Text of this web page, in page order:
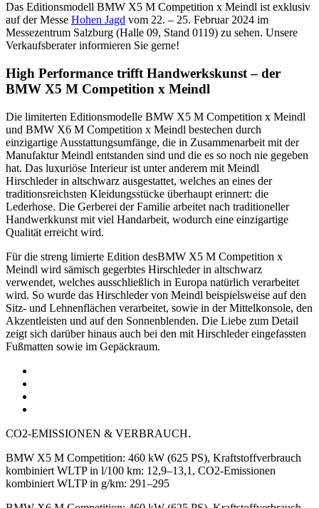
Das Editionsmodell BMW X5 M Competition x Meindl ist exklusiv
auf der Messe Hohen Jagd vom 22. – 25. Februar 2024 im
Messezentrum Salzburg (Halle 09, Stand 0119) zu sehen. Unsere
Verkaufsberater informieren Sie gerne!
High Performance trifft Handwerkskunst – der
BMW X5 M Competition x Meindl
Die limiterten Editionsmodelle BMW X5 M Competition x Meindl
und BMW X6 M Competition x Meindl bestechen durch
einzigartige Ausstattungsumfänge, die in Zusammenarbeit mit der
Manufaktur Meindl entstanden sind und die es so noch nie gegeben
hat. Das luxuriöse Interieur ist unter anderem mit Meindl
Hirschleder in altschwarz ausgestattet, welches an eines der
traditionsreichsten Kleidungsstücke überhaupt erinnert: die
Lederhose. Die Gerberei der Familie arbeitet nach traditioneller
Handwerkkunst mit viel Handarbeit, wodurch eine einzigartige
Qualität erreicht wird.
Für die streng limierte Edition desBMW X5 M Competition x
Meindl wird sämisch gegerbtes Hirschleder in altschwarz
verwendet, welches ausschließlich in Europa natürlich verarbeitet
wird. So wurde das Hirschleder von Meindl beispielsweise auf den
Sitz- und Lehnenflächen verarbeitet, sowie in der Mittelkonsole, den
Akzentleisten und auf den Sonnenblenden. Die Liebe zum Detail
zeigt sich darüber hinaus auch bei den mit Hirschleder eingefassten
Fußmatten sowie im Gepäckraum.
CO2-EMISSIONEN & VERBRAUCH.
BMW X5 M Competition: 460 kW (625 PS), Kraftstoffverbrauch
kombiniert WLTP in l/100 km: 12,9–13,1, CO2-Emissionen
kombiniert WLTP in g/km: 291–295